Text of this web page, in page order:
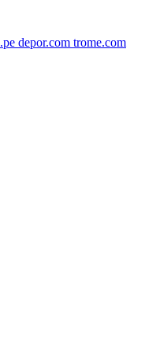
depor.com trome.com